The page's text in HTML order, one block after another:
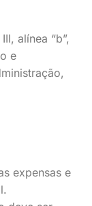
alínea “b”,
e
expensas e